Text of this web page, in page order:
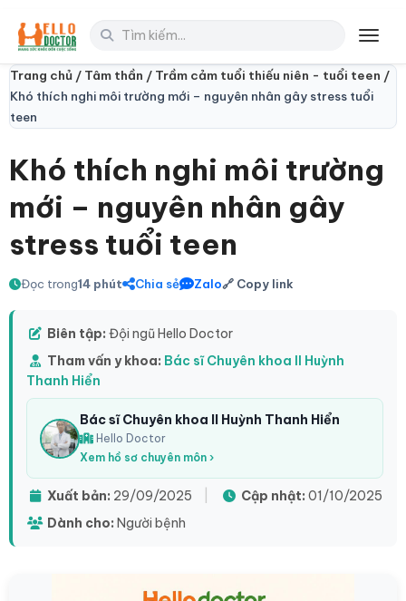
Trang chủ / Tâm thần / Trầm cảm tuổi thiếu niên - tuổi teen /
Khó thích nghi môi trường mới – nguyên nhân gây stress tuổi
teen
Khó thích nghi môi trường
mới – nguyên nhân gây
stress tuổi teen
Đọc trong14 phút Chia sẻ Zalo🔗 Copy link
Biên tập: Đội ngũ Hello Doctor
Tham vấn y khoa: Bác sĩ Chuyên khoa II Huỳnh
Thanh Hiển
Bác sĩ Chuyên khoa II Huỳnh Thanh Hiển
Hello Doctor
Xem hồ sơ chuyên môn ›
Xuất bản: 29/09/2025 Cập nhật: 01/10/2025
Dành cho: Người bệnh